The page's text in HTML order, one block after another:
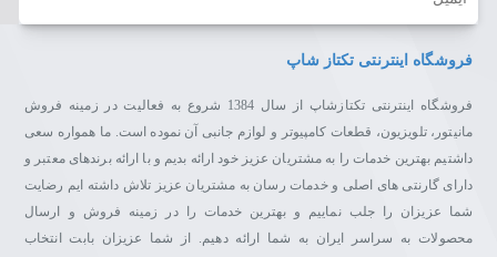
فروشگاه اینترنتی تکتاز شاپ
فروشگاه اینترنتی تکتازشاپ از سال 1384 شروع به فعالیت در زمینه فروش
مانیتور، تلویزیون، قطعات کامپیوتر و لوازم جانبی آن نموده است. ما همواره سعی
داشتیم بهترین خدمات را به مشتریان عزیز خود ارائه بدیم و با ارائه برندهای معتبر و
دارای گارنتی های اصلی و خدمات رسان به مشتریان عزیز تلاش داشته ایم رضایت
شما عزیزان را جلب نماییم و بهترین خدمات را در زمینه فروش و ارسال
محصولات به سراسر ایران به شما ارائه دهیم. از شما عزیزان بابت انتخاب